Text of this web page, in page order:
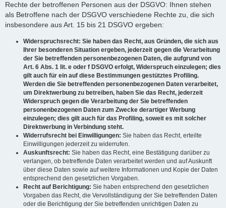
Rechte der betroffenen Personen aus der DSGVO: Ihnen stehen
als Betroffene nach der DSGVO verschiedene Rechte zu, die sich
insbesondere aus Art. 15 bis 21 DSGVO ergeben:
Widerspruchsrecht: Sie haben das Recht, aus Gründen, die sich aus
Ihrer besonderen Situation ergeben, jederzeit gegen die Verarbeitung
der Sie betreffenden personenbezogenen Daten, die aufgrund von
Art. 6 Abs. 1 lit. e oder f DSGVO erfolgt, Widerspruch einzulegen; dies
gilt auch für ein auf diese Bestimmungen gestütztes Profiling.
Werden die Sie betreffenden personenbezogenen Daten verarbeitet,
um Direktwerbung zu betreiben, haben Sie das Recht, jederzeit
Widerspruch gegen die Verarbeitung der Sie betreffenden
personenbezogenen Daten zum Zwecke derartiger Werbung
einzulegen; dies gilt auch für das Profiling, soweit es mit solcher
Direktwerbung in Verbindung steht.
Widerrufsrecht bei Einwilligungen: Sie haben das Recht, erteilte
Einwilligungen jederzeit zu widerrufen.
Auskunftsrecht: Sie haben das Recht, eine Bestätigung darüber zu
verlangen, ob betreffende Daten verarbeitet werden und auf Auskunft
über diese Daten sowie auf weitere Informationen und Kopie der Daten
entsprechend den gesetzlichen Vorgaben.
Recht auf Berichtigung: Sie haben entsprechend den gesetzlichen
Vorgaben das Recht, die Vervollständigung der Sie betreffenden Daten
oder die Berichtigung der Sie betreffenden unrichtigen Daten zu